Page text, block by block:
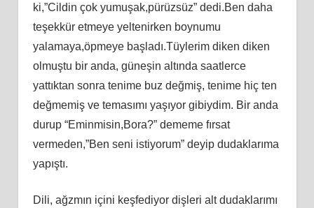
ki,”Cildin çok yumuşak,pürüzsüz” dedi.Ben daha
teşekkür etmeye yeltenirken boynumu
yalamaya,öpmeye başladı.Tüylerim diken diken
olmuştu bir anda, güneşin altında saatlerce
yattıktan sonra tenime buz değmiş, tenime hiç ten
değmemiş ve temasımı yaşıyor gibiydim. Bir anda
durup “Eminmisin,Bora?” dememe fırsat
vermeden,”Ben seni istiyorum” deyip dudaklarıma
yapıştı.
Dili, ağzmın içini keşfediyor dişleri alt dudaklarımı